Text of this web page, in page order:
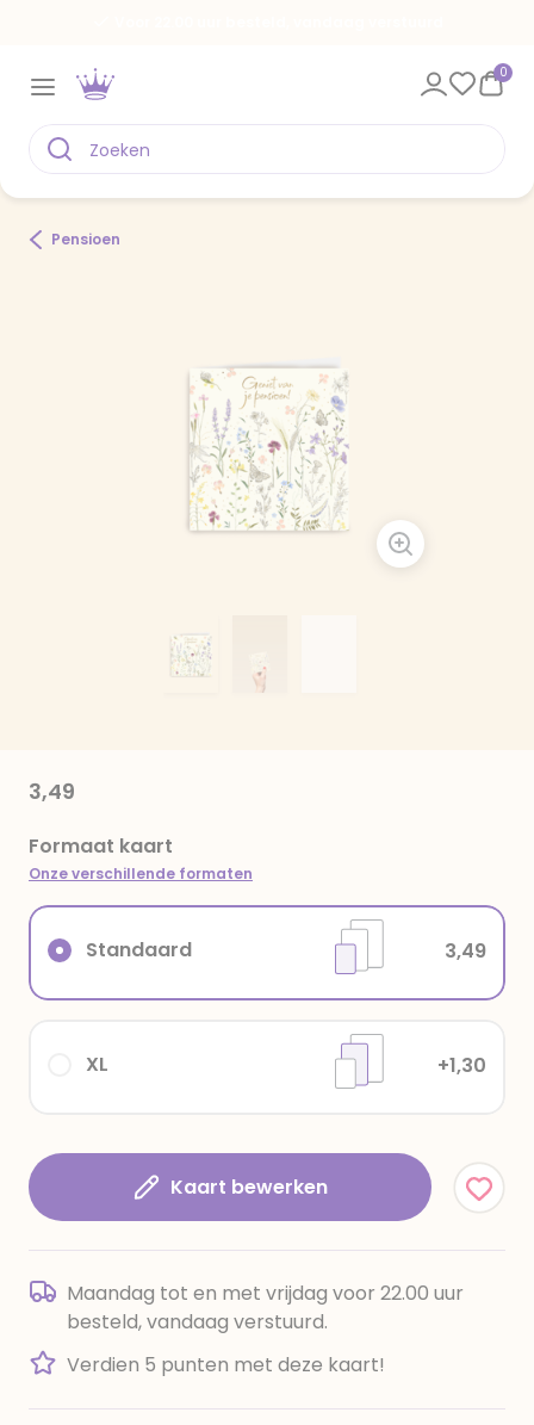
0
Pensioen
3,49
Formaat kaart
Onze verschillende formaten
XL +1,30
Standaard 3,49
Kaart bewerken
Maandag tot en met vrijdag voor 22.00 uur
besteld, vandaag verstuurd.
Verdien 5 punten met deze kaart!